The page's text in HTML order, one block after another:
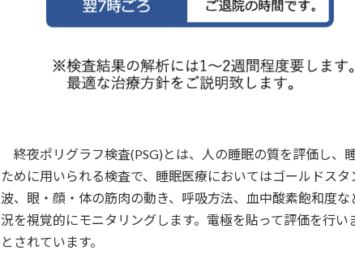
終夜ポリグラフ検査(PSG)とは、人の睡眠の質を評価し、
ために用いられる検査で、睡眠医療においてはゴールドス
波、眼・顔・体の筋肉の動き、呼吸方法、血中酸素飽和度
況を視覚的にモニタリングします。電極を貼って評価を行
とされています。